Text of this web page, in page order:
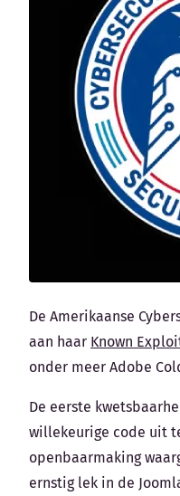
De Amerikaanse
aan haar Known
onder meer Adobe
De eerste
willekeurige code uit
openbaarmaking
ernstig lek in de